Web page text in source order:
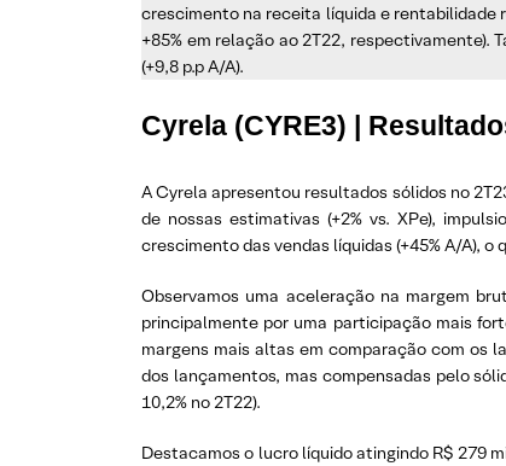
crescimento na receita líquida e rentabilidade
+85% em relação ao 2T22, respectivamente).
(+9,8 p.p A/A).
Cyrela (CYRE3) |
A Cyrela apresentou resultados sólidos no
de nossas estimativas (+2% vs. XPe),
crescimento das vendas líquidas (+45% A/A),
Observamos uma aceleração na margem
principalmente por uma participação mais
margens mais altas em comparação com os
dos lançamentos, mas compensadas pelo
10,2% no 2T22).
Destacamos o lucro líquido atingindo R$ 279